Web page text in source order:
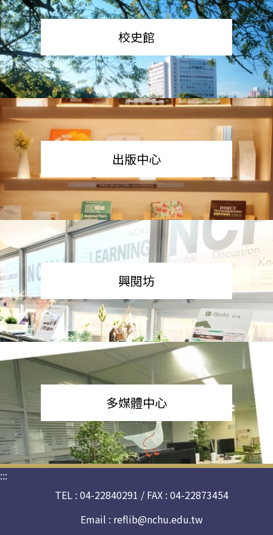
校史館
出版中心
興閱坊
多媒體中心
:::
TEL : 04-22840291 / FAX : 04-22873454
Email : reflib@nchu.edu.tw